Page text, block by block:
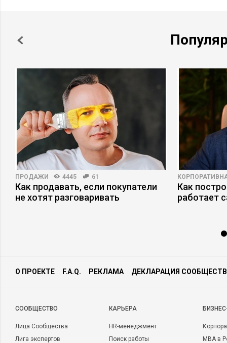
ПРОДАЖИ 4445 61
Как продавать, если покупатели
не хотят разговаривать
Как
работает
О ПРОЕКТЕ F.A.Q. РЕКЛАМА ДЕКЛАРАЦИЯ
CООБЩЕСТВО
Лица Сообщества
Лига экспертов
КАРЬЕРА
HR-менеджмент
Поиск работы
MBA в